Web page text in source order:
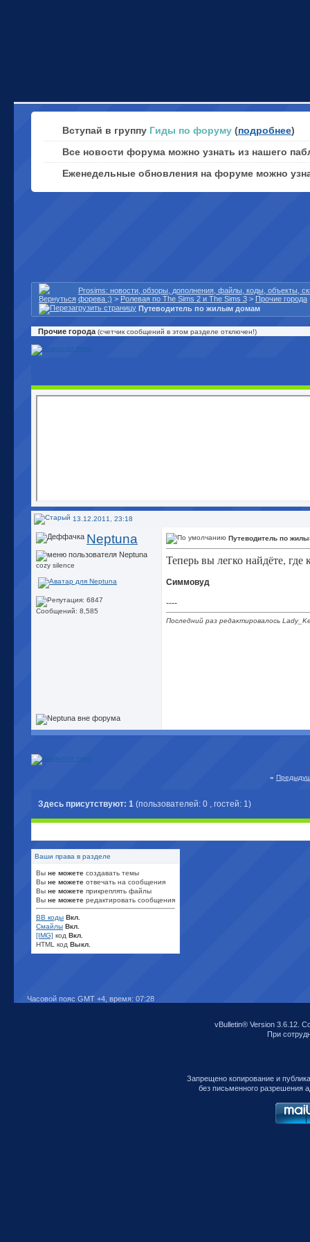
Вступай в группу Гиды по форуму (подробнее)
Все новости форума можно узнать из нашего
Еженедельные обновления на форуме можно
Prosims: новости, обзоры, дополнения, файлы, коды, объекты,
форева ;) > Ролевая по The Sims 2 и The Sims 3 > Прочие города
Путеводитель по жилым домам
Прочие города (счетчик сообщений в этом разделе отключен!)
13.12.2011, 23:18
Neptuna
cozy silence
Сообщений: 8,585
Путеводитель по
Теперь вы легко найдёте,
Симмовуд
----
Последний раз редактировалось
«
Здесь присутствуют: 1 (пользователей: 0 , гостей: 1)
Ваши права в разделе
Вы не можете создавать темы
Вы не можете отвечать на сообщения
Вы не можете прикреплять файлы
Вы не можете редактировать сообщения
BB коды Вкл.
Смайлы Вкл.
[IMG] код Вкл.
HTML код Выкл.
Часовой пояс GMT +4, время: 07:28
vBulletin® Version 3.6.12.
При
Запрещено копирование и
без письменного разрешения